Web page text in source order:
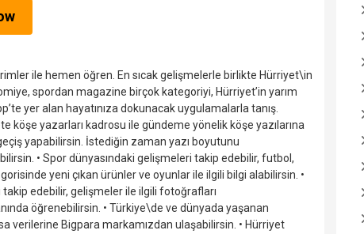
ile hemen öğren. En sıcak gelişmelerle birlikte Hürriyet\in
spordan magazine birçok kategoriyi, Hürriyet’in yarım
yer alan hayatınıza dokunacak uygulamalarla tanış.
köşe yazarları kadrosu ile gündeme yönelik köşe yazılarına
yapabilirsin. İstediğin zaman yazı boyutunu
•⁠ ⁠Spor dünyasındaki gelişmeleri takip edebilir, futbol,
yeni çıkan ürünler ve oyunlar ile ilgili bilgi alabilirsin. •⁠
edebilir, gelişmeler ile ilgili fotoğrafları
öğrenebilirsin. •⁠ ⁠Türkiye\de ve dünyada yaşanan
verilerine Bigpara markamızdan ulaşabilirsin. •⁠ ⁠Hürriyet